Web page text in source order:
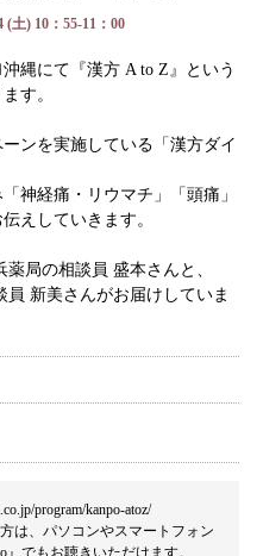
(土) 10：55-11：00
縄にて『漢方 A to Z』という
す。
ンを実施している「漢方ダイ
神経痛・リウマチ」「頭痛」
えしていきます。
局の相談員 盛本さんと、
新美さんがお届けしていま
program/kanpo-atoz/
は、パソコンやスマートフォン
でもお聴きいただけます。